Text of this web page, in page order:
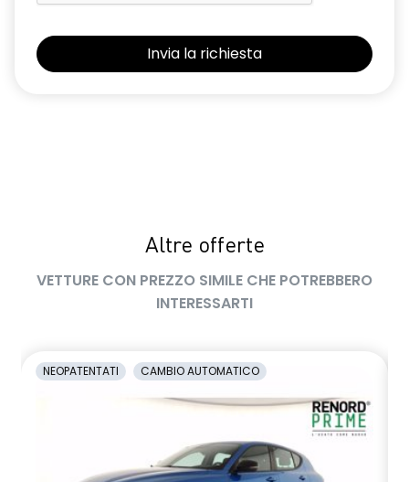
retrovisori esterni elettrici riscaldabili e ripiegabili
elettricamente
sistema di frenata d'emergenza attiva con riconoscimento
sistema di rilevamento stato di vigilanza del conducente
Auto™ / Apple CarPlay™
volante multifunzione in TEP
Altre offerte
VETTURE CON PREZZO SIMILE CHE POTREBBERO
INTERESSARTI
NEOPATENTATI CAMBIO AUTOMATICO